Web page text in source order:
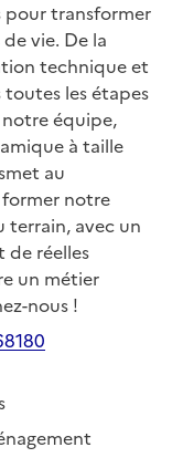
pour transformer
vie. De la
technique et
les étapes
équipe,
à taille
au
notre
terrain, avec un
de réelles
un métier
nous !